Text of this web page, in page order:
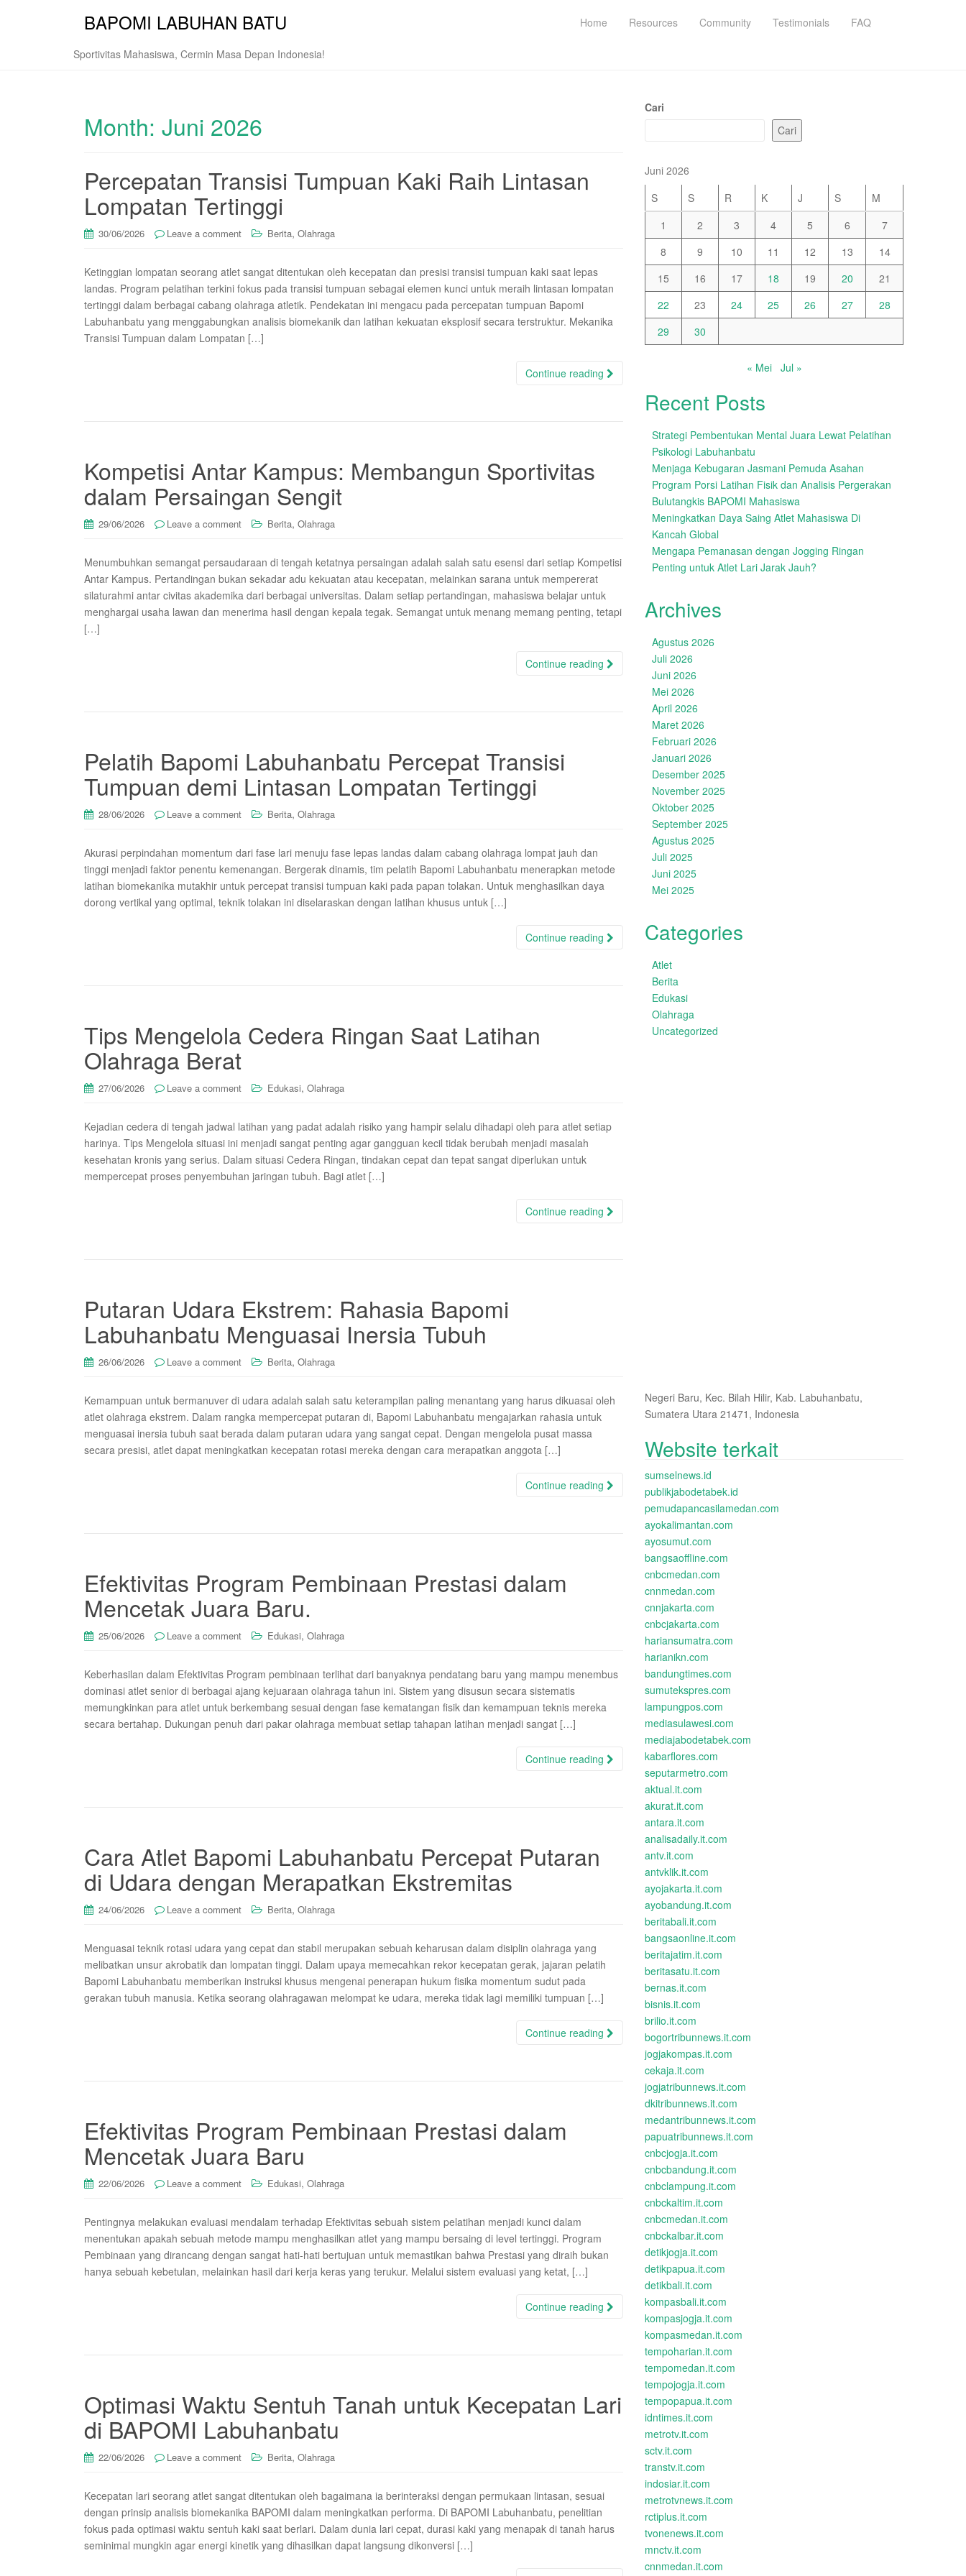
BAPOMI LABUHAN BATU
Sportivitas Mahasiswa, Cermin Masa Depan Indonesia!
Home Resources Community Testimonials FAQ
Month: Juni 2026
Percepatan Transisi Tumpuan Kaki Raih Lintasan
Lompatan Tertinggi
30/06/2026 Leave a comment Berita, Olahraga
Ketinggian lompatan seorang atlet sangat ditentukan oleh kecepatan dan presisi transisi tumpuan kaki saat lepas
landas. Program pelatihan terkini fokus pada transisi tumpuan sebagai elemen kunci untuk meraih lintasan lompatan
tertinggi dalam berbagai cabang olahraga atletik. Pendekatan ini mengacu pada percepatan tumpuan Bapomi
Labuhanbatu yang menggabungkan analisis biomekanik dan latihan kekuatan eksplosif secara terstruktur. Mekanika
Transisi Tumpuan dalam Lompatan […]
Continue reading
Kompetisi Antar Kampus: Membangun Sportivitas
dalam Persaingan Sengit
29/06/2026 Leave a comment Berita, Olahraga
Menumbuhkan semangat persaudaraan di tengah ketatnya persaingan adalah salah satu esensi dari setiap Kompetisi
Antar Kampus. Pertandingan bukan sekadar adu kekuatan atau kecepatan, melainkan sarana untuk mempererat
silaturahmi antar civitas akademika dari berbagai universitas. Dalam setiap pertandingan, mahasiswa belajar untuk
menghargai usaha lawan dan menerima hasil dengan kepala tegak. Semangat untuk menang memang penting, tetapi
[…]
Continue reading
Pelatih Bapomi Labuhanbatu Percepat Transisi
Tumpuan demi Lintasan Lompatan Tertinggi
28/06/2026 Leave a comment Berita, Olahraga
Akurasi perpindahan momentum dari fase lari menuju fase lepas landas dalam cabang olahraga lompat jauh dan
tinggi menjadi faktor penentu kemenangan. Bergerak dinamis, tim pelatih Bapomi Labuhanbatu menerapkan metode
latihan biomekanika mutakhir untuk percepat transisi tumpuan kaki pada papan tolakan. Untuk menghasilkan daya
dorong vertikal yang optimal, teknik tolakan ini diselaraskan dengan latihan khusus untuk […]
Continue reading
Tips Mengelola Cedera Ringan Saat Latihan
Olahraga Berat
27/06/2026 Leave a comment Edukasi, Olahraga
Kejadian cedera di tengah jadwal latihan yang padat adalah risiko yang hampir selalu dihadapi oleh para atlet setiap
harinya. Tips Mengelola situasi ini menjadi sangat penting agar gangguan kecil tidak berubah menjadi masalah
kesehatan kronis yang serius. Dalam situasi Cedera Ringan, tindakan cepat dan tepat sangat diperlukan untuk
mempercepat proses penyembuhan jaringan tubuh. Bagi atlet […]
Continue reading
Putaran Udara Ekstrem: Rahasia Bapomi
Labuhanbatu Menguasai Inersia Tubuh
26/06/2026 Leave a comment Berita, Olahraga
Kemampuan untuk bermanuver di udara adalah salah satu keterampilan paling menantang yang harus dikuasai oleh
atlet olahraga ekstrem. Dalam rangka mempercepat putaran di, Bapomi Labuhanbatu mengajarkan rahasia untuk
menguasai inersia tubuh saat berada dalam putaran udara yang sangat cepat. Dengan mengelola pusat massa
secara presisi, atlet dapat meningkatkan kecepatan rotasi mereka dengan cara merapatkan anggota […]
Continue reading
Efektivitas Program Pembinaan Prestasi dalam
Mencetak Juara Baru.
25/06/2026 Leave a comment Edukasi, Olahraga
Keberhasilan dalam Efektivitas Program pembinaan terlihat dari banyaknya pendatang baru yang mampu menembus
dominasi atlet senior di berbagai ajang kejuaraan olahraga tahun ini. Sistem yang disusun secara sistematis
memungkinkan para atlet untuk berkembang sesuai dengan fase kematangan fisik dan kemampuan teknis mereka
secara bertahap. Dukungan penuh dari pakar olahraga membuat setiap tahapan latihan menjadi sangat […]
Continue reading
Cara Atlet Bapomi Labuhanbatu Percepat Putaran
di Udara dengan Merapatkan Ekstremitas
24/06/2026 Leave a comment Berita, Olahraga
Menguasai teknik rotasi udara yang cepat dan stabil merupakan sebuah keharusan dalam disiplin olahraga yang
melibatkan unsur akrobatik dan lompatan tinggi. Dalam upaya memecahkan rekor kecepatan gerak, jajaran pelatih
Bapomi Labuhanbatu memberikan instruksi khusus mengenai penerapan hukum fisika momentum sudut pada
gerakan tubuh manusia. Ketika seorang olahragawan melompat ke udara, mereka tidak lagi memiliki tumpuan […]
Continue reading
Efektivitas Program Pembinaan Prestasi dalam
Mencetak Juara Baru
22/06/2026 Leave a comment Edukasi, Olahraga
Pentingnya melakukan evaluasi mendalam terhadap Efektivitas sebuah sistem pelatihan menjadi kunci dalam
menentukan apakah sebuah metode mampu menghasilkan atlet yang mampu bersaing di level tertinggi. Program
Pembinaan yang dirancang dengan sangat hati-hati bertujuan untuk memastikan bahwa Prestasi yang diraih bukan
hanya sebuah kebetulan, melainkan hasil dari kerja keras yang terukur. Melalui sistem evaluasi yang ketat, […]
Continue reading
Optimasi Waktu Sentuh Tanah untuk Kecepatan Lari
di BAPOMI Labuhanbatu
22/06/2026 Leave a comment Berita, Olahraga
Kecepatan lari seorang atlet sangat ditentukan oleh bagaimana ia berinteraksi dengan permukaan lintasan, sesuai
dengan prinsip analisis biomekanika BAPOMI dalam meningkatkan performa. Di BAPOMI Labuhanbatu, penelitian
fokus pada optimasi waktu sentuh kaki saat berlari. Dalam dunia lari cepat, durasi kaki yang menapak di tanah harus
seminimal mungkin agar energi kinetik yang dihasilkan dapat langsung dikonversi […]
Cari
Cari
Juni 2026
S
S R K J S
M
1
2 3 4 5 6
7
8
9 10 11 12 13
14
15
16 17 18 19 20
21
22
23 24 25 26 27
28
29
30
« Mei Jul »
Recent Posts
Strategi Pembentukan Mental Juara Lewat Pelatihan
Psikologi Labuhanbatu
Menjaga Kebugaran Jasmani Pemuda Asahan
Program Porsi Latihan Fisik dan Analisis Pergerakan
Bulutangkis BAPOMI Mahasiswa
Meningkatkan Daya Saing Atlet Mahasiswa Di
Kancah Global
Mengapa Pemanasan dengan Jogging Ringan
Penting untuk Atlet Lari Jarak Jauh?
Archives
Agustus 2026
Juli 2026
Juni 2026
Mei 2026
April 2026
Maret 2026
Februari 2026
Januari 2026
Desember 2025
November 2025
Oktober 2025
September 2025
Agustus 2025
Juli 2025
Juni 2025
Mei 2025
Categories
Atlet
Berita
Edukasi
Olahraga
Uncategorized
Negeri Baru, Kec. Bilah Hilir, Kab. Labuhanbatu,
Sumatera Utara 21471, Indonesia
Website terkait
sumselnews.id
publikjabodetabek.id
pemudapancasilamedan.com
ayokalimantan.com
ayosumut.com
bangsaoffline.com
cnbcmedan.com
cnnmedan.com
cnnjakarta.com
cnbcjakarta.com
hariansumatra.com
harianikn.com
bandungtimes.com
sumutekspres.com
lampungpos.com
mediasulawesi.com
mediajabodetabek.com
kabarflores.com
seputarmetro.com
aktual.it.com
akurat.it.com
antara.it.com
analisadaily.it.com
antv.it.com
antvklik.it.com
ayojakarta.it.com
ayobandung.it.com
beritabali.it.com
bangsaonline.it.com
beritajatim.it.com
beritasatu.it.com
bernas.it.com
bisnis.it.com
brilio.it.com
bogortribunnews.it.com
jogjakompas.it.com
cekaja.it.com
jogjatribunnews.it.com
dkitribunnews.it.com
medantribunnews.it.com
papuatribunnews.it.com
cnbcjogja.it.com
cnbcbandung.it.com
cnbclampung.it.com
cnbckaltim.it.com
cnbcmedan.it.com
cnbckalbar.it.com
detikjogja.it.com
detikpapua.it.com
detikbali.it.com
kompasbali.it.com
kompasjogja.it.com
kompasmedan.it.com
tempoharian.it.com
tempomedan.it.com
tempojogja.it.com
tempopapua.it.com
idntimes.it.com
metrotv.it.com
sctv.it.com
transtv.it.com
indosiar.it.com
metrotvnews.it.com
rctiplus.it.com
tvonenews.it.com
mnctv.it.com
cnnmedan.it.com